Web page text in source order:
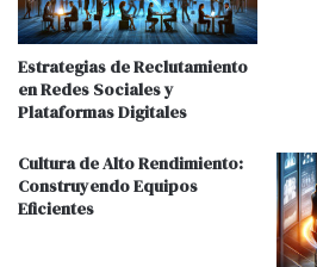
Estrategias de Reclutamiento
en Redes Sociales y
Plataformas Digitales
Cultura de Alto Rendimiento:
Construyendo Equipos
Eficientes